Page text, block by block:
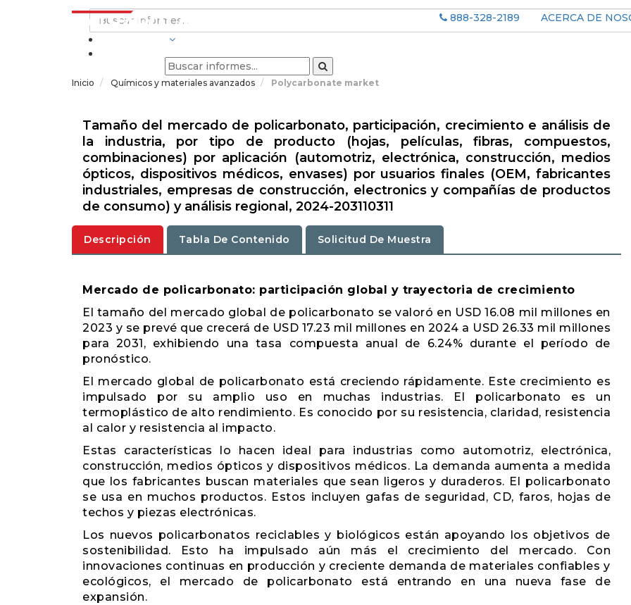
888-328-2189 ACERCA DE
Inicio Químicos y materiales avanzados Polycarbonate market
Tamaño del mercado de policarbonato, participación, crecimiento e análisis de
la industria, por tipo de producto (hojas, películas, fibras, compuestos,
combinaciones) por aplicación (automotriz, electrónica, construcción, medios
ópticos, dispositivos médicos, envases) por usuarios finales (OEM, fabricantes
industriales, empresas de construcción, electronics y compañías de productos
de consumo) y análisis regional, 2024-203110311
Descripción Tabla De Contenido Solicitud De Muestra
Mercado de policarbonato: participación global y trayectoria de crecimiento
El tamaño del mercado global de policarbonato se valoró en USD 16.08 mil millones en
2023 y se prevé que crecerá de USD 17.23 mil millones en 2024 a USD 26.33 mil millones
para 2031, exhibiendo una tasa compuesta anual de 6.24% durante el período de
pronóstico.
El mercado global de policarbonato está creciendo rápidamente. Este crecimiento es
impulsado por su amplio uso en muchas industrias. El policarbonato es un
termoplástico de alto rendimiento. Es conocido por su resistencia, claridad, resistencia
al calor y resistencia al impacto.
Estas características lo hacen ideal para industrias como automotriz, electrónica,
construcción, medios ópticos y dispositivos médicos. La demanda aumenta a medida
que los fabricantes buscan materiales que sean ligeros y duraderos. El policarbonato
se usa en muchos productos. Estos incluyen gafas de seguridad, CD, faros, hojas de
techos y piezas electrónicas.
Los nuevos policarbonatos reciclables y biológicos están apoyando los objetivos de
sostenibilidad. Esto ha impulsado aún más el crecimiento del mercado. Con
innovaciones continuas en producción y creciente demanda de materiales confiables y
ecológicos, el mercado de policarbonato está entrando en una nueva fase de
expansión.